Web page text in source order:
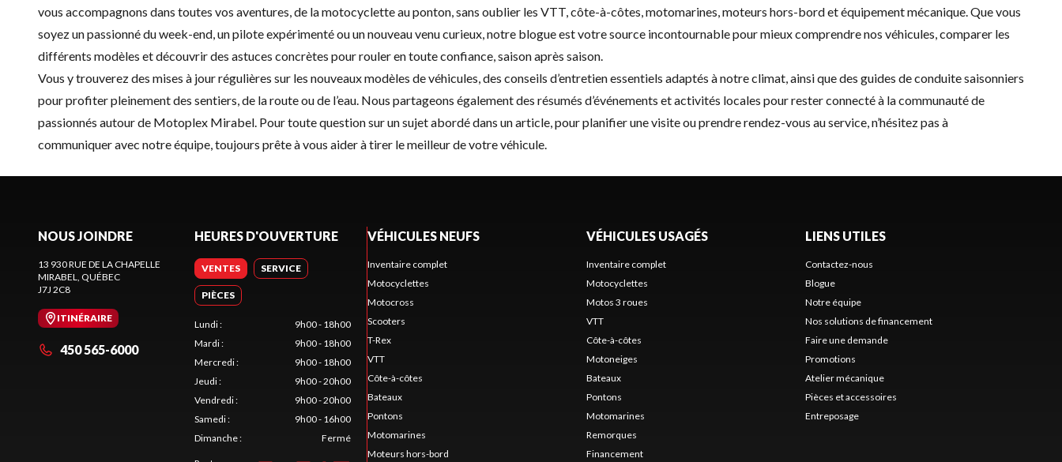
vous accompagnons dans toutes vos aventures, de la motocyclette au ponton, sans oublier les VTT, côte-à-côtes, motomarines, moteurs hors-bord et équipement mécanique. Que vous
soyez un passionné du week-end, un pilote expérimenté ou un nouveau venu curieux, notre blogue est votre source incontournable pour mieux comprendre nos véhicules, comparer les
différents modèles et découvrir des astuces concrètes pour rouler en toute confiance, saison après saison.
Vous y trouverez des mises à jour régulières sur les nouveaux modèles de véhicules, des conseils d’entretienessentiels adaptés à notre climat, ainsi que des guides de conduite saisonniers
pour profiter pleinement des sentiers, de la route ou de l’eau. Nous partageons également des résumés d’événements et activités locales pour rester connecté à la communauté de
passionnés autour de Motoplex Mirabel. Pour toute question sur un sujet abordé dans un article, pour planifier une visite ou prendre rendez-vous au service, n’hésitez pas à
communiquer avec notre équipe, toujours prête à vous aider à tirer le meilleur de votre véhicule.
NOUS JOINDRE
13 930 RUE DE LA CHAPELLE
MIRABEL, QUÉBEC
J7J 2C8
ITINÉRAIRE
450 565-6000
HEURES D'OUVERTURE
VENTES SERVICE
PIÈCES
Lundi:
9h00 - 18h00
Mardi:
9h00 - 18h00
Mercredi:
9h00 - 18h00
Jeudi:
9h00 - 20h00
Vendredi:
9h00 - 20h00
Samedi:
9h00 - 16h00
Dimanche: Fermé
VÉHICULES NEUFS
Inventaire complet
Motocyclettes
Motocross
Scooters
T-Rex
VTT
Côte-à-côtes
Bateaux
Pontons
Motomarines
Moteurs hors-bord
VÉHICULES USAGÉS
Inventaire complet
Motocyclettes
Motos 3 roues
VTT
Côte-à-côtes
Motoneiges
Bateaux
Pontons
Motomarines
Remorques
Financement
LIENS UTILES
Contactez-nous
Blogue
Notre équipe
Nos solutions de financement
Faire une demande
Promotions
Atelier mécanique
Pièces et accessoires
Entreposage